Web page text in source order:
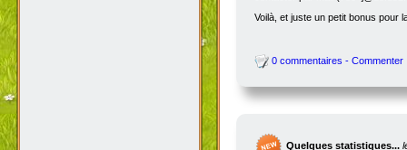
Voilà, et juste un petit bonus pour
0 commentaires - Commenter
Quelques statistiques...